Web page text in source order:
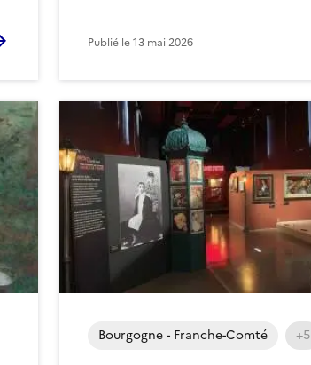
Publié le13 mai 2026
Bourgogne - Franche-Comté +5